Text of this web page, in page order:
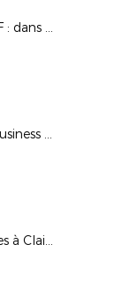
Challenge National PEF : dans les coulisses du programme
Dans les coulisses du Business Football Club
Week-end des bénévoles à Clairefontaine